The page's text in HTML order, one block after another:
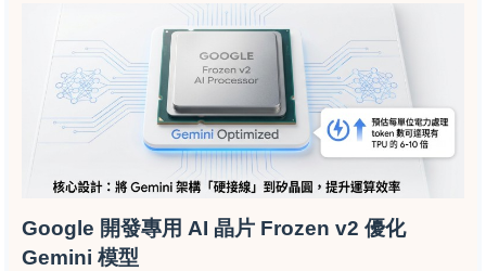
Google 開發專用 AI 晶片 Frozen v2 優化
Gemini 模型